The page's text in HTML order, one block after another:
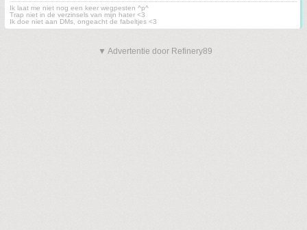
Ik laat me niet nog een keer wegpesten ^p^
Trap niet in de verzinsels van mijn hater <3
Ik doe niet aan DMs, ongeacht de fabeltjes <3
▼ Advertentie door Refinery89